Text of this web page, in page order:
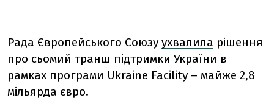
Рада Європейського Союзу ухвалила рішення
про сьомий транш підтримки України в
рамках програми Ukraine Facility – майже 2,8
мільярда євро.